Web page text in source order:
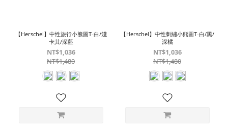
【Herschel】中性旅行小熊圖T-白/淺
卡其/深藍
NT$1,036
NT$1,480
【Herschel】中性刺繡小熊圖T-白/黑/
深橘
NT$1,036
NT$1,480